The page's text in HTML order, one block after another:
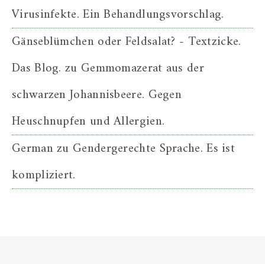
Virusinfekte. Ein Behandlungsvorschlag.
Gänseblümchen oder Feldsalat? - Textzicke.
Das Blog. zu Gemmomazerat aus der
schwarzen Johannisbeere. Gegen
Heuschnupfen und Allergien.
Germanzu Gendergerechte Sprache. Es ist
kompliziert.